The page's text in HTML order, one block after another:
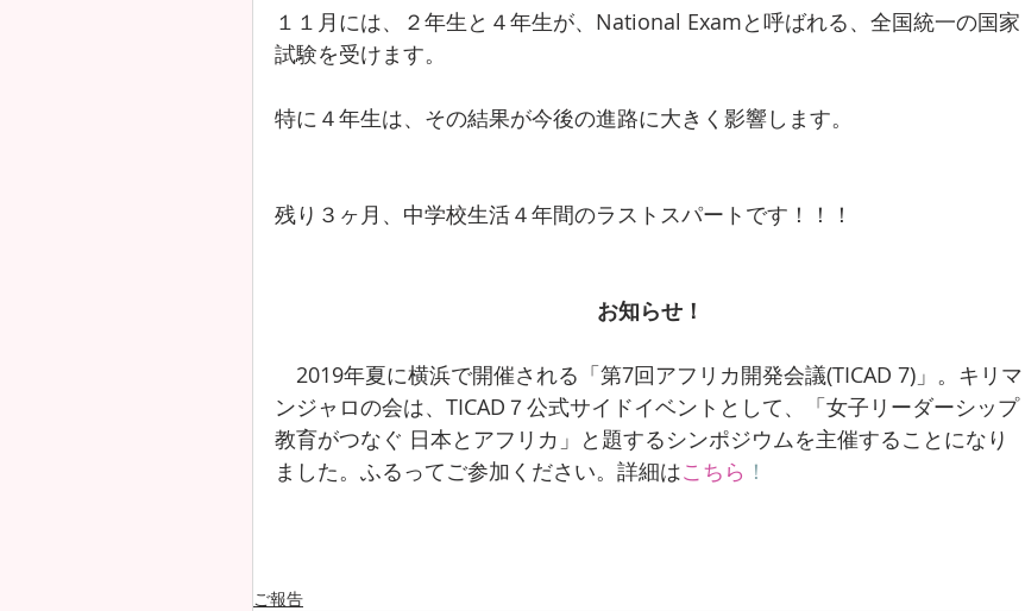
１１月には、２年生と４年生が、National Examと呼ばれる、全国統一の国家
試験を受けます。
特に４年生は、その結果が今後の進路に大きく影響します。
残り３ヶ月、中学校生活４年間のラストスパートです！！！
お知らせ！
2019年夏に横浜で開催される「第7回アフリカ開発会議(TICAD 7)」。キリマ
ンジャロの会は、TICAD７公式サイドイベントとして、「女子リーダーシップ
教育がつなぐ 日本とアフリカ」と題するシンポジウムを主催することになり
ました。ふるってご参加ください。詳細はこちら ！
ご報告